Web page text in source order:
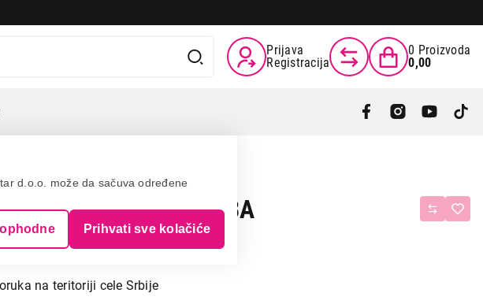
d.o.o. može da sačuva određene
Prihvati sve kolačiće
Prijava
Registracija
0 Proizvoda
0,00
1000w 4RY23A
na teritoriji cele Srbije